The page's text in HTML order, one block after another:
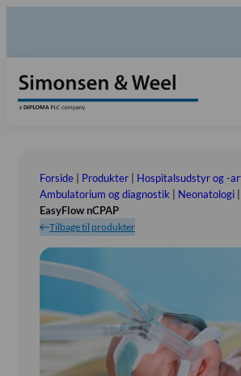
Retur-, Reklamations- og
Reparationsformular
Kontakt os
Send ordination
Vores Værdier
Om os
Bestyrelsen
Udstillinger
Showroom
Referensinstallation
Tlf.: (+45) 70 25 56 10
Forside| Produkter| Hospitalsudstyr og -
Ambulatorium og diagnostik
Neonatologi|
EasyFlow nCPAP
Tilbage til produkter